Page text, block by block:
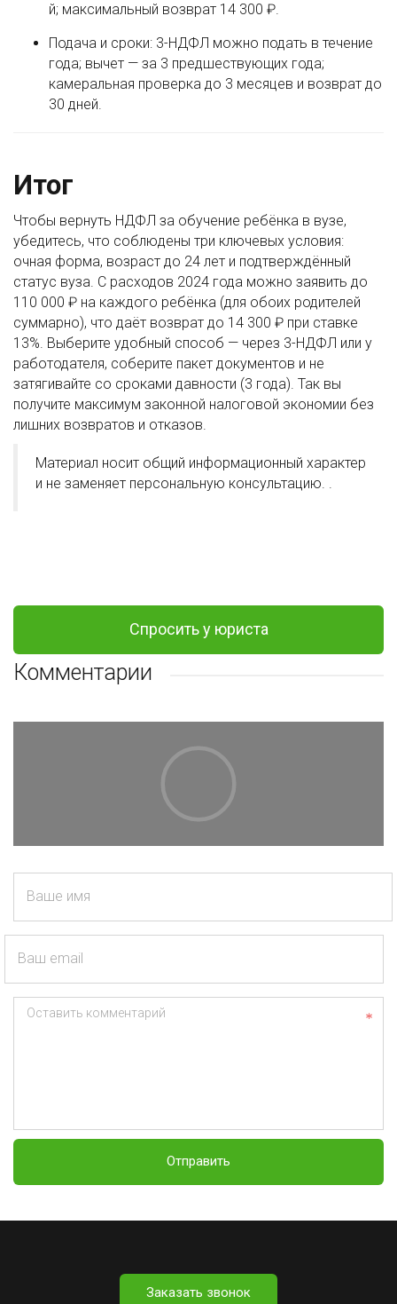
й; максимальный возврат 14 300 ₽.
Подача и сроки: 3-НДФЛ можно подать в течение
года; вычет — за 3 предшествующих года;
камеральная проверка до 3 месяцев и возврат до
30 дней.
Итог
Чтобы вернуть НДФЛ за обучение ребёнка в вузе,
убедитесь, что соблюдены три ключевых условия:
очная форма, возраст до 24 лет и подтверждённый
статус вуза. С расходов 2024 года можно заявить до
110 000 ₽ на каждого ребёнка (для обоих родителей
суммарно), что даёт возврат до 14 300 ₽ при ставке
13%. Выберите удобный способ — через 3-НДФЛ или у
работодателя, соберите пакет документов и не
затягивайте со сроками давности (3 года). Так вы
получите максимум законной налоговой экономии без
лишних возвратов и отказов.
Материал носит общий информационный характер
и не заменяет персональную консультацию. .
Спросить у юриста
Комментарии
Ваше имя
Ваш email
Оставить комментарий
Отправить
Заказать звонок